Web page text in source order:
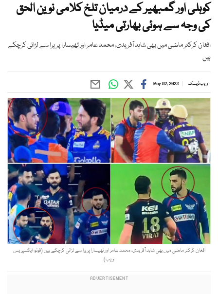
کوہلی اور گمبھیر کے درمیان تلخ کلامی نوین الحق
کی وجہ سے ہوئی بھارتی میڈیا
افغان کرکٹر ماضی میں بھی شاہد آفریدی، محمد عامر اور تھیسارا پریرا سے لڑائی کرچکے
ہیں
ویب ڈیسک May 02, 2023
افغان کرکٹر ماضی میں بھی شاہد آفریدی، محمد عامر اور تھیسارا پریرا سے لڑائی کرچکے ہیں (فوٹو: ایکسپریس
ویب)